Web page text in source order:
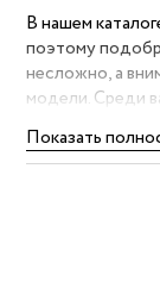
В нашем
поэтому
несложно, а
модели. Среди
и компактные
дизайнерские
каждая секция
Показать